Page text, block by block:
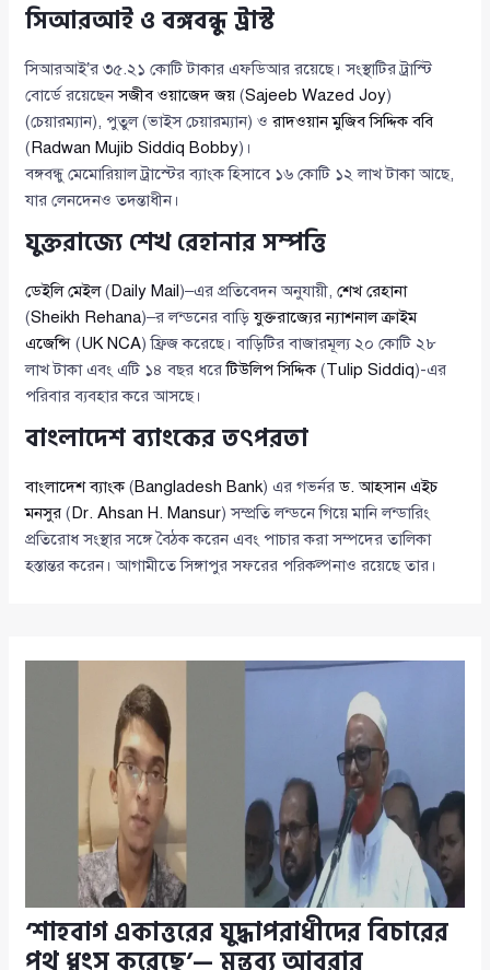
সিআরআই ও বঙ্গবন্ধু ট্রাস্ট
সিআরআই’র ৩৫.২১ কোটি টাকার এফডিআর রয়েছে। সংস্থাটির ট্রাস্টি
বোর্ডে রয়েছেনসজীব ওয়াজেদ জয় (Sajeeb Wazed Joy)
(চেয়ারম্যান), পুতুল (ভাইস চেয়ারম্যান) ওরাদওয়ান মুজিব সিদ্দিক ববি
( Radwan Mujib Siddiq Bobby)।
বঙ্গবন্ধু মেমোরিয়াল ট্রাস্টের ব্যাংক হিসাবে ১৬ কোটি ১২ লাখ টাকা আছে,
যার লেনদেনও তদন্তাধীন।
যুক্তরাজ্যে শেখ রেহানার সম্পত্তি
ডেইলি মেইল( Daily Mail )–এর প্রতিবেদন অনুযায়ী,শেখ রেহানা
(Sheikh Rehana)–র লন্ডনের বাড়িযুক্তরাজ্যের ন্যাশনাল ক্রাইম
এজেন্সি (UK NCA) ফ্রিজ করেছে। বাড়িটির বাজারমূল্য ২০ কোটি ২৮
লাখ টাকা এবং এটি ১৪ বছর ধরেটিউলিপ সিদ্দিক(Tulip Siddiq)-এর
পরিবার ব্যবহার করে আসছে।
বাংলাদেশ ব্যাংকের তৎপরতা
বাংলাদেশ ব্যাংক(Bangladesh Bank) এর গভর্নরড. আহসান এইচ
মনসুর ( Dr. Ahsan H. Mansur) সম্প্রতি লন্ডনে গিয়ে মানি লন্ডারিং
প্রতিরোধ সংস্থার সঙ্গে বৈঠক করেন এবং পাচার করা সম্পদের তালিকা
হস্তান্তর করেন। আগামীতে সিঙ্গাপুর সফরের পরিকল্পনাও রয়েছে তার।
‘শাহবাগ একাত্তরের যুদ্ধাপরাধীদের বিচারের